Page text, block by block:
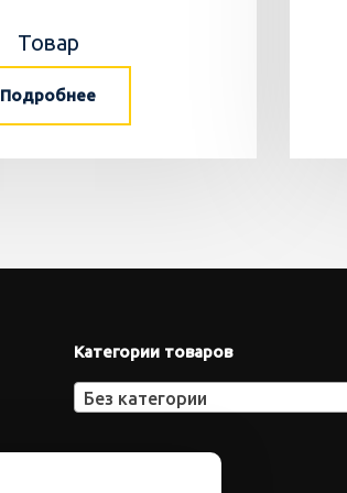
Товар
Подробнее
Категории товаров
Без категории